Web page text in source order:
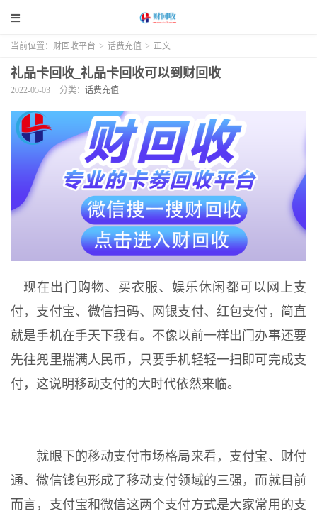
当前位置： 财回收平台 > 话费充值 > 正文
礼品卡回收_礼品卡回收可以到财回收
2022-05-03 分类： 话费充值
现在出门购物、买衣服、娱乐休闲都可以网上支
付，支付宝、微信扫码、网银支付、红包支付，简直
就是手机在手天下我有。不像以前一样出门办事还要
先往兜里揣满人民币，只要手机轻轻一扫即可完成支
付，这说明移动支付的大时代依然来临。
就眼下的移动支付市场格局来看，支付宝、财付
通、微信钱包形成了移动支付领域的三强，而就目前
而言，支付宝和微信这两个支付方式是大家常用的支